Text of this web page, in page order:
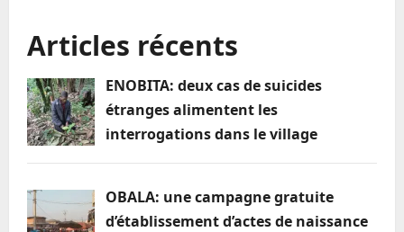
l’insouciance
des
commerçants
en
la
santé
des
Articles récents
ENOBITA: deux cas de suicides
étranges alimentent les
interrogations dans le village
OBALA: une campagne gratuite
d’établissement d’actes de naissance